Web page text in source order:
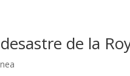
de la